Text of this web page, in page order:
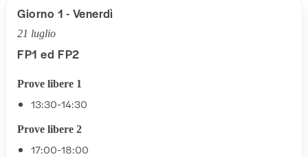
Giorno 1 - Venerdì
21 luglio
FP1 ed FP2
Prove libere 1
13:30-14:30
Prove libere 2
17:00-18:00